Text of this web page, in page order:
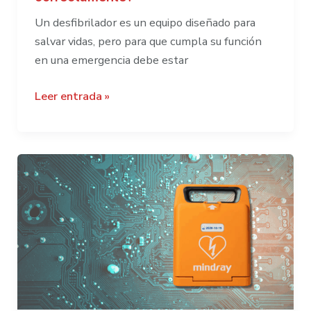
Un desfibrilador es un equipo diseñado para
salvar vidas, pero para que cumpla su función
en una emergencia debe estar
¿Qué
un
desfibrilador
para
funcionar
correctamente?
Leer entrada »